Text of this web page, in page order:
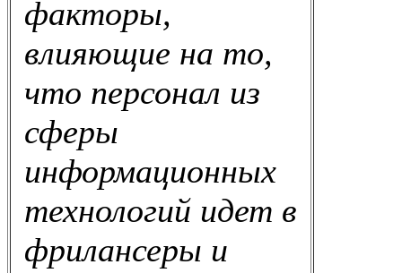
факторы,
влияющие на то,
что персонал из
сферы
информационных
технологий идет в
фрилансеры и